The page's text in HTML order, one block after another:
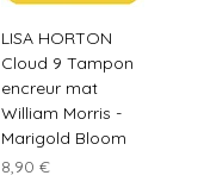
LISA HORTON
Cloud 9 Tampon
encreur mat
William Morris -
Marigold Bloom
Prix
8,90 €